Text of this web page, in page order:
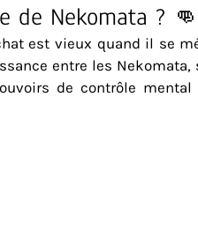
de Nekomata ? 👊
est vieux quand il se
entre les
de contrôle